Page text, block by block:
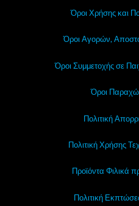
Όροι Χρήσης και
Όροι Αγορών,
Όροι Συμμετοχής σε
Όροι
Πολιτική
Πολιτική Χρήσης
Προϊόντα Φιλικά
Πολιτική